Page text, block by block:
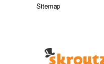
Sitemap